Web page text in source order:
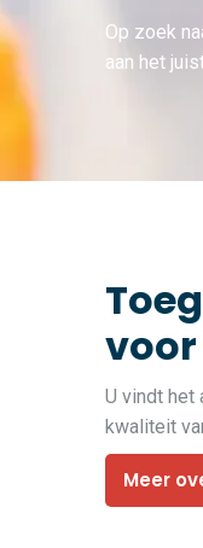
Op zoek
aan het
U vindt het
kwaliteit
Meer